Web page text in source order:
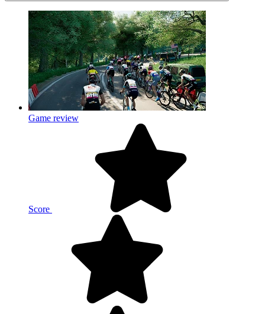
Game review
Score